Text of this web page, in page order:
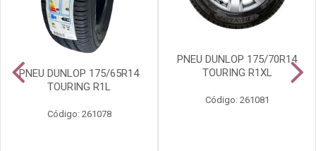
PNEU DUNLOP 175/65R14
TOURING R1L
Código: 261078
PNEU DUNLOP 175/70R14
TOURING R1XL
Código: 261081